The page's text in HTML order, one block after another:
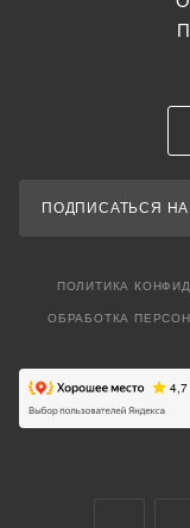
ПОДПИСАТЬСЯ
ПОЛИТИКА
ОБРАБОТКА